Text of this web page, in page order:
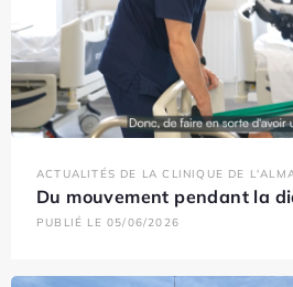
ACTUALITÉS DE LA CLINIQUE DE
Du mouvement pendant la
PUBLIÉ LE 05/06/2026